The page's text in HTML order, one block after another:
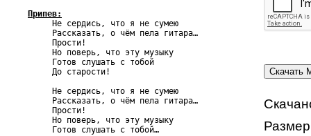
Припев:
Не сердись, что я не сумею
     Рассказать, о чём пела гитара…
     Прости!
     Но поверь, что эту музыку
     Готов слушать с тобой
     До старости!
     Не сердись, что я не сумею
     Рассказать, о чём пела гитара…
     Прости!
     Но поверь, что эту музыку
     Готов слушать с тобой…